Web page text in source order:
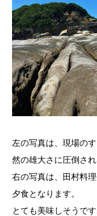
左の写真は、現場の
然の雄大さに圧倒さ
右の写真は、田村料
夕食となります。
とても美味しそうです